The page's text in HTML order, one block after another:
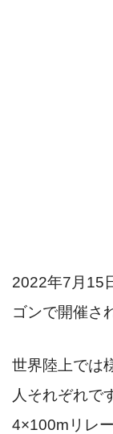
2022年7月15
ゴンで開催さ
世界陸上では
人それぞれで
4×100mリレ